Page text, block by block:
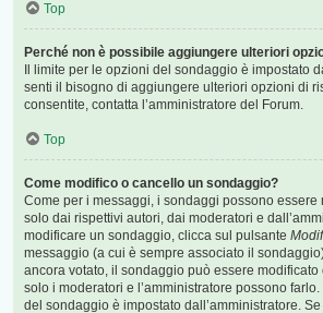
Top
Perché non è possibile aggiungere ulteriori
Il limite per le opzioni del sondaggio è impostato
senti il bisogno di aggiungere ulteriori opzioni di
consentite, contatta l’amministratore del Forum.
Top
Come modifico o cancello un sondaggio?
Come per i messaggi, i sondaggi possono essere
solo dai rispettivi autori, dai moderatori e
modificare un sondaggio, clicca sul pulsante
messaggio (a cui è sempre associato il
ancora votato, il sondaggio può essere modificato
solo i moderatori e l’amministratore possono
del sondaggio è impostato dall’amministratore.